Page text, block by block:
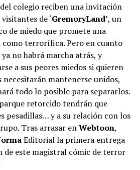
colegio reciben una invitación
de ‘GremoryLand’, un
de miedo que promete una
como terrorífica. Pero en cuanto
no habrá marcha atrás, y
a sus peores miedos si quieren
necesitarán mantenerse unidos,
todo lo posible para separarlos.
retorcido tendrán que
pesadillas… y a su relación con los
Tras arrasar enWebtoon,
Editorial la primera entrega
de este magistral cómic de terror